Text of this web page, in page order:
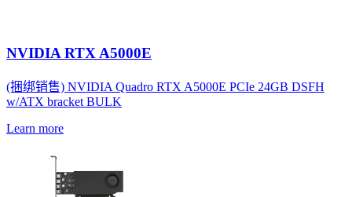
NVIDIA RTX A5000E
(捆绑销售) NVIDIA Quadro RTX A5000E PCIe 24GB DSFH
w/ATX bracket BULK
Learn more